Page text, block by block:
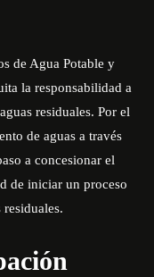
de Agua Potable y
la responsabilidad a
residuales. Por el
de aguas a través
a concesionar el
de iniciar un proceso